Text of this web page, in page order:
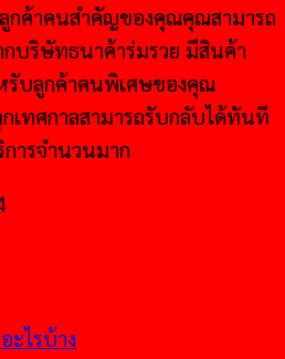
กค้าคนสำคัญของคุณคุณสามารถ
บริษัทธนาค้าร่มรวย มีสินค้า
รับลูกค้าคนพิเศษของคุณ
เทศกาลสามารถรับกลับได้ทันที
ารจำนวนมาก
ะไรบ้าง